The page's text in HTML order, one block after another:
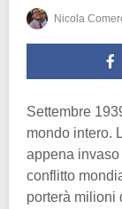
Nicola
Settembre
mondo intero.
appena invaso
conflitto
porterà milioni